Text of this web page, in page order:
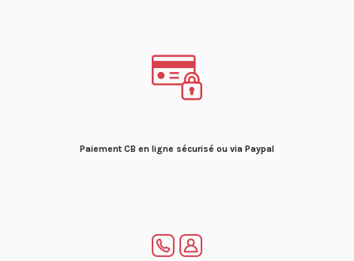
Paiement CB en ligne sécurisé ou via Paypal